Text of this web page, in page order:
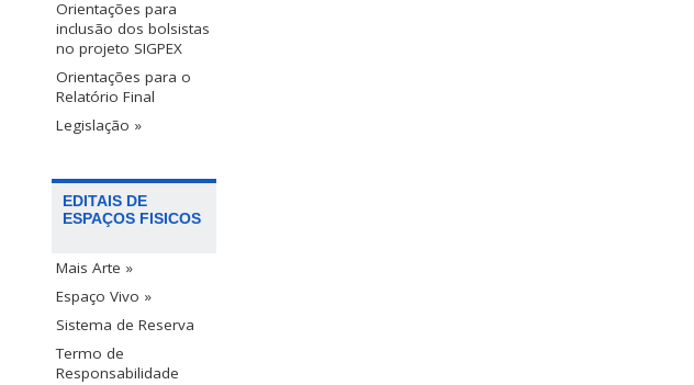
Orientações para
inclusão dos bolsistas
no projeto SIGPEX
Orientações para o
Relatório Final
Legislação »
EDITAIS DE
ESPAÇOS FISICOS
Mais Arte »
Espaço Vivo »
Sistema de Reserva
Termo de
Responsabilidade